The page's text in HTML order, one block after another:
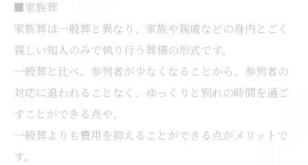
■家族葬
家族葬は一般葬と異なり、家族や親戚などの身内とごく
親しい知人のみで執り行う葬儀の形式です。
一般葬と比べ、参列者が少なくなることから、参列者の
対応に追われることなく、ゆっくりと別れの時間を過ご
すことができる点や、
一般葬よりも費用を抑えることができる点がメリットで
す。